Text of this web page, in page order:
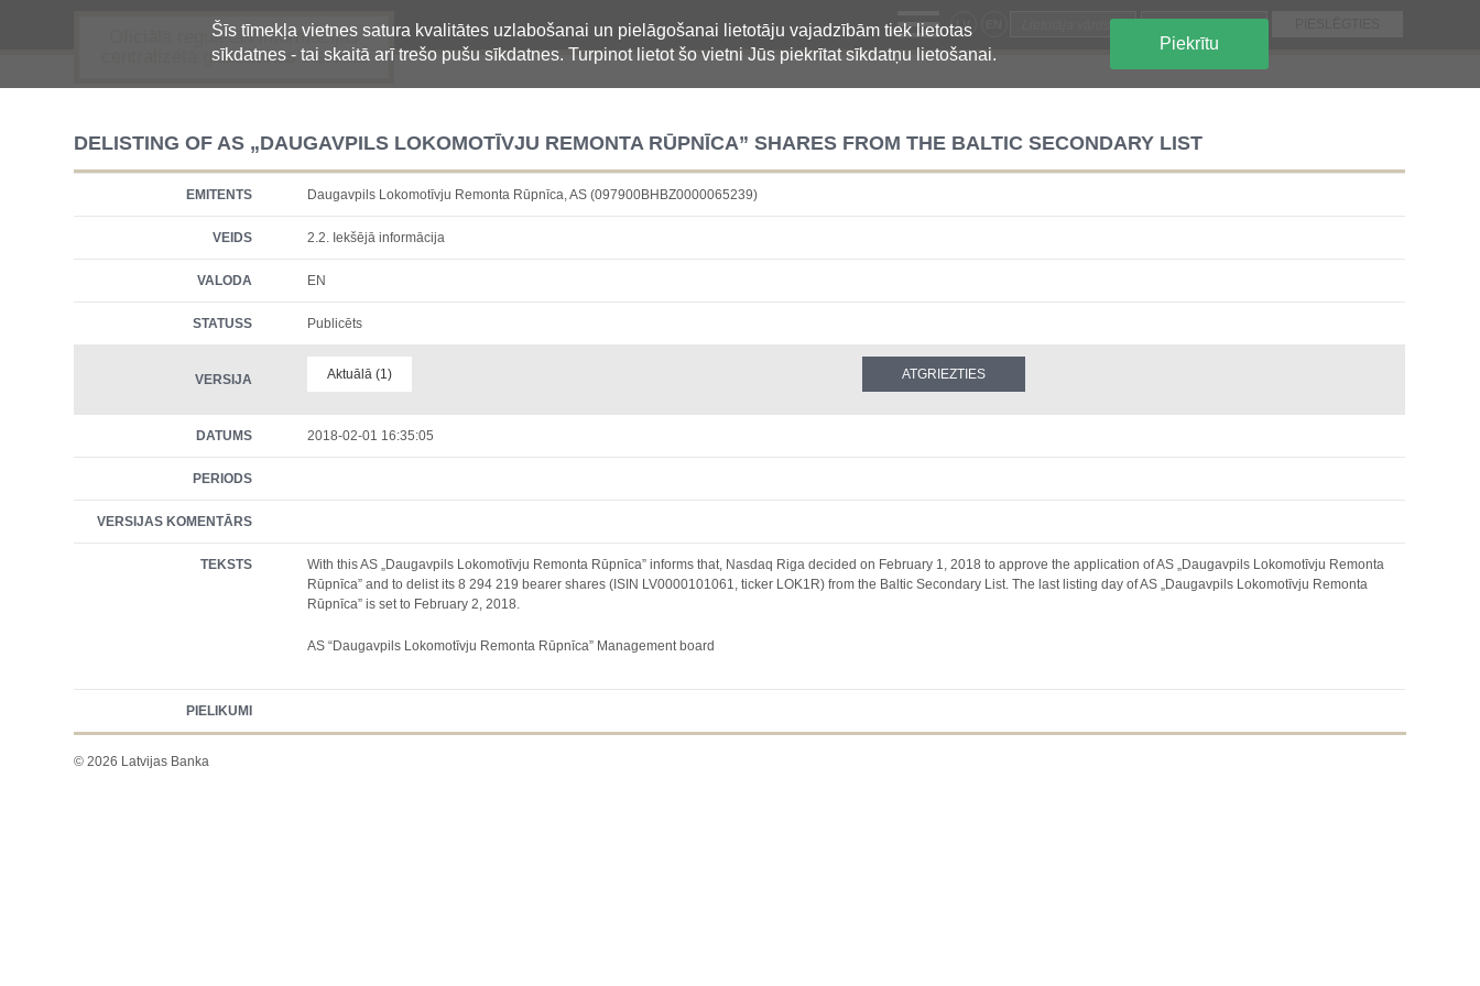
Šīs tīmekļa vietnes satura kvalitātes uzlabošanai un pielāgošanai lietotāju vajadzībām tiek lietotas
sīkdatnes - tai skaitā arī trešo pušu sīkdatnes. Turpinot lietot šo vietni Jūs piekrītat sīkdatņu lietošanai.
Piekrītu
Oficiālā regulētās informācijas
centralizētā glabāšanas sistēma
LV
DELISTING OF AS „DAUGAVPILS LOKOMOTĪVJU REMONTA RŪPNĪCA” SHARES FROM THE BALTIC SECONDARY LIST
EMITENTS Daugavpils Lokomotīvju Remonta Rūpnīca, AS (097900BHBZ0000065239)
VEIDS 2.2. Iekšējā informācija
VALODA EN
STATUSS Publicēts
VERSIJA Aktuālā (1)
DATUMS 2018-02-01 16:35:05
PERIODS
VERSIJAS KOMENTĀRS
TEKSTS
With this AS „Daugavpils Lokomotīvju Remonta Rūpnīca” informs that, Nasdaq Riga decided on February 1, 2018 to approve the application of AS „Daugavpils Lokomotīvju Remonta
Rūpnīca” and to delist its 8 294 219 bearer shares (ISIN LV0000101061, ticker LOK1R) from the Baltic Secondary List. The last listing day of AS „Daugavpils Lokomotīvju Remonta
Rūpnīca” is set to February 2, 2018.
AS “Daugavpils Lokomotīvju Remonta Rūpnīca” Management board
PIELIKUMI
© 2026 Latvijas Banka